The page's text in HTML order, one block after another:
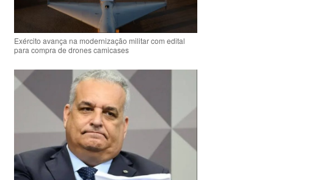
Exército avança na modernização militar com edital
para compra de drones camicases